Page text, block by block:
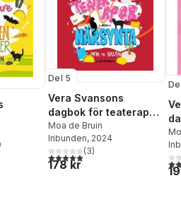
Totalt antal röster:
Del 5
Vera Svansons
dagbok för teaterapor
och närsynta
Moa de Bruin
Inbunden, 2024
5,0utav 5 stjärnor. Totalt antal
(3)
178 kr
5,0